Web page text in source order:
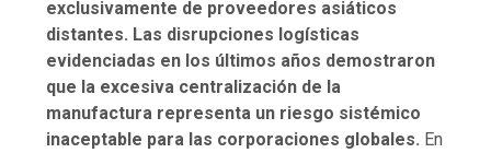
exclusivamente de proveedores asiáticos
distantes. Las disrupciones logísticas
evidenciadas en los últimos años demostraron
que la excesiva centralización de la
manufactura representa un riesgo sistémico
inaceptable para las corporaciones globales. En